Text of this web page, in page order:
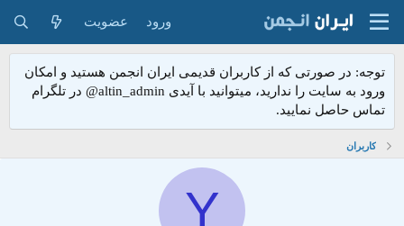
ورود عضویت
توجه: در صورتی که از کاربران قدیمی ایران انجمن هستید و امکان
ورود به سایت را ندارید، میتوانید با آیدی altin_admin@ در تلگرام
تماس حاصل نمایید.
کاربران
Y